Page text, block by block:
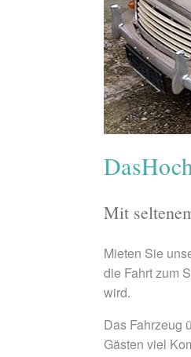
Mit
Mieten Sie
die Fahrt zum
wird.
Das Fahrzeug
Gästen viel